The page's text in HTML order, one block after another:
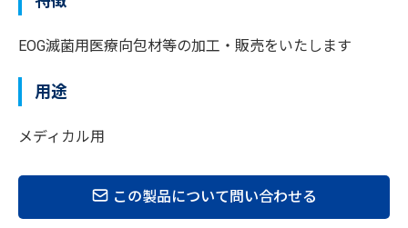
EOG滅菌用医療向包材等の加工・販売をいたします
用途
メディカル用
この製品について問い合わせる